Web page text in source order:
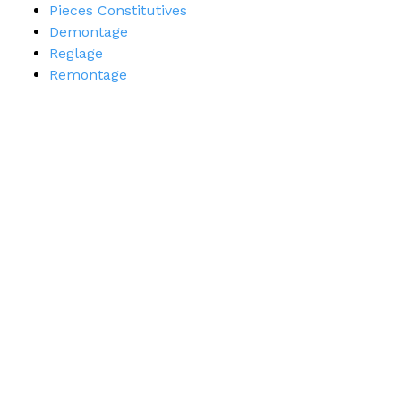
Pieces Constitutives
Demontage
Reglage
Remontage